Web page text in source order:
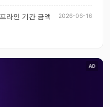
라인 기간 금액
2026-06-16
AD